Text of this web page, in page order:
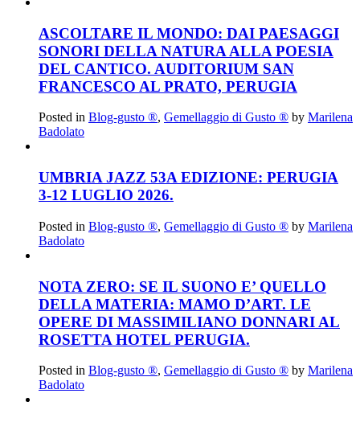
ASCOLTARE IL MONDO: DAI PAESAGGI
SONORI DELLA NATURA ALLA POESIA
DEL CANTICO. AUDITORIUM SAN
FRANCESCO AL PRATO, PERUGIA
Posted in Blog-gusto ®, Gemellaggio di Gusto ® by Marilena
Badolato
UMBRIA JAZZ 53A EDIZIONE: PERUGIA
3-12 LUGLIO 2026.
Posted in Blog-gusto ®, Gemellaggio di Gusto ® by Marilena
Badolato
NOTA ZERO: SE IL SUONO E’ QUELLO
DELLA MATERIA: MAMO D’ART. LE
OPERE DI MASSIMILIANO DONNARI AL
ROSETTA HOTEL PERUGIA.
Posted in Blog-gusto ®, Gemellaggio di Gusto ® by Marilena
Badolato